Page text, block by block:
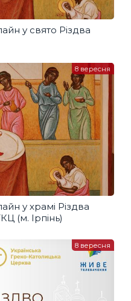
у свято Різдва
у храмі Різдва
(м. Ірпінь)
8 вересня
8 вересня